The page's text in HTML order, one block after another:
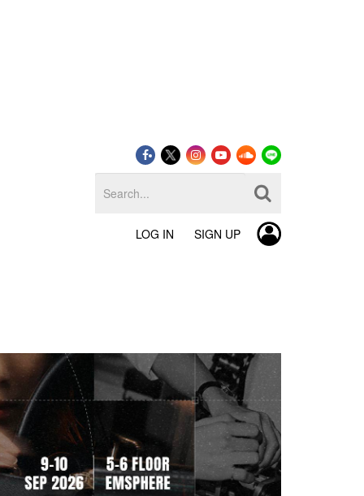
LOG IN SIGN UP